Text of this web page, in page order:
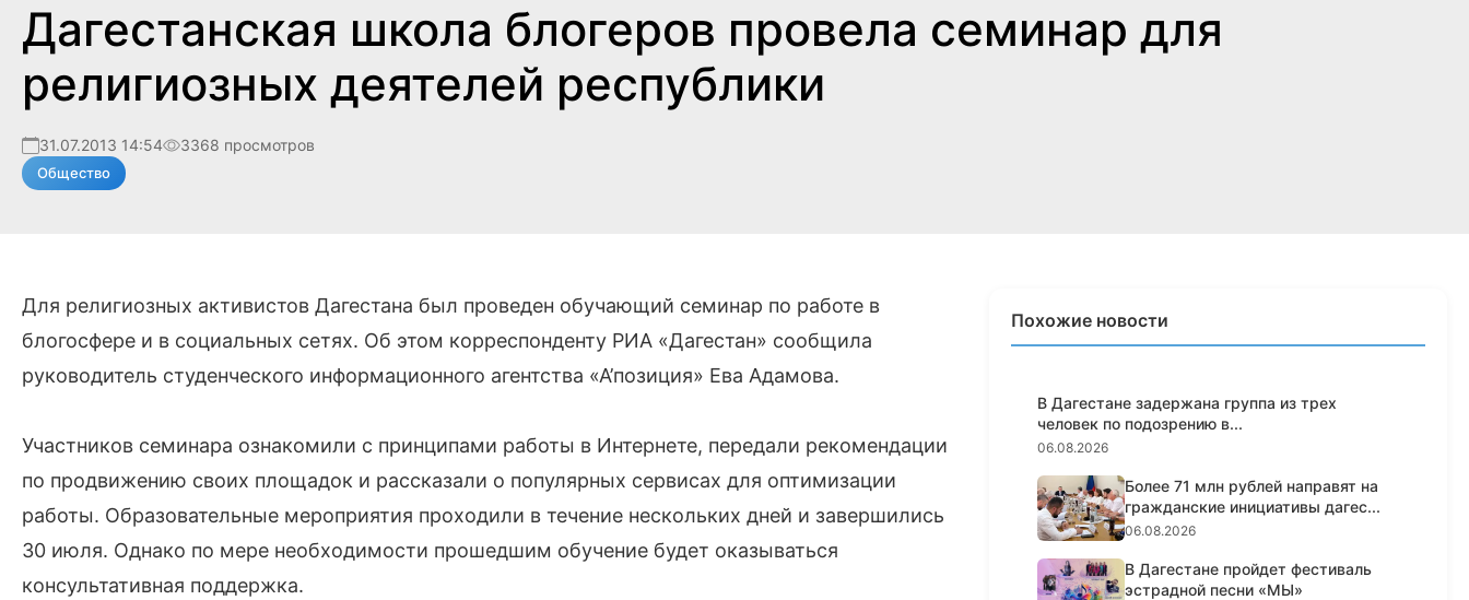
Дагестанская школа блогеров провела семинар для
религиозных деятелей республики
31.07.2013 14:54 3368 просмотров
Общество
Для религиозных активистов Дагестана был проведен обучающий семинар по работе в
блогосфере и в социальных сетях. Об этом корреспонденту РИА «Дагестан» сообщила
руководитель студенческого информационного агентства «А’позиция» Ева Адамова.
Участников семинара ознакомили с принципами работы в Интернете, передали рекомендации
по продвижению своих площадок и рассказали о популярных сервисах для оптимизации
работы. Образовательные мероприятия проходили в течение нескольких дней и завершились
30 июля. Однако по мере необходимости прошедшим обучение будет оказываться
консультативная поддержка.
Похожие новости
В Дагестане задержана группа из трех
человек по подозрению в...
06.08.2026
Более 71 млн рублей направят на
гражданские инициативы дагес...
06.08.2026
В Дагестане пройдет фестиваль
эстрадной песни «МЫ»